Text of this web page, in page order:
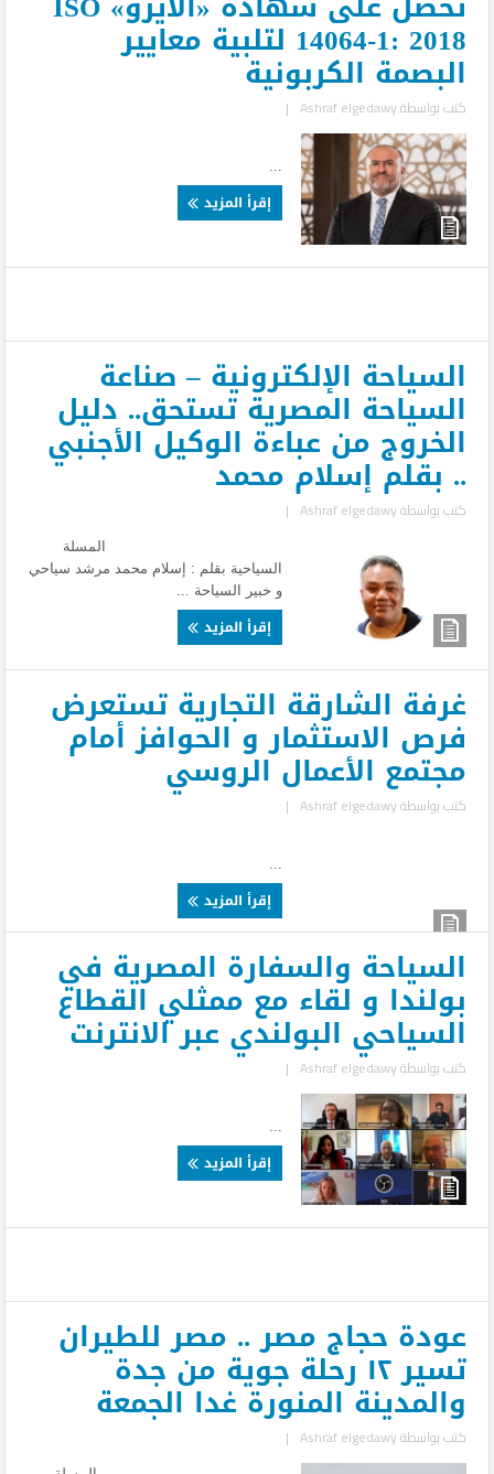
14064-1: 2018 لتلبية معايير
البصمة الكربونية
كتب بواسطةAshraf elgedawy
|
إقرأ المزيد
السياحة الإلكترونية – صناعة
السياحة المصرية تستحق.. دليل
الخروج من عباءة الوكيل الأجنبي
.. بقلم إسلام محمد
كتب بواسطةAshraf elgedawy
|
المسلة
السياحية بقلم : إسلام محمد مرشد سياحي
و خبير السياحة ...
إقرأ المزيد
غرفة الشارقة التجارية تستعرض
فرص الاستثمار و الحوافز أمام
مجتمع الأعمال الروسي
كتب بواسطةAshraf elgedawy
|
إقرأ المزيد
السياحة والسفارة المصرية في
بولندا و لقاء مع ممثلي القطاع
السياحي البولندي عبر الانترنت
كتب بواسطةAshraf elgedawy
|
إقرأ المزيد
عودة حجاج مصر .. مصر للطيران
تسير ١٢ رحلة جوية من جدة
والمدينة المنورة غدا الجمعة
كتب بواسطةAshraf elgedawy
|